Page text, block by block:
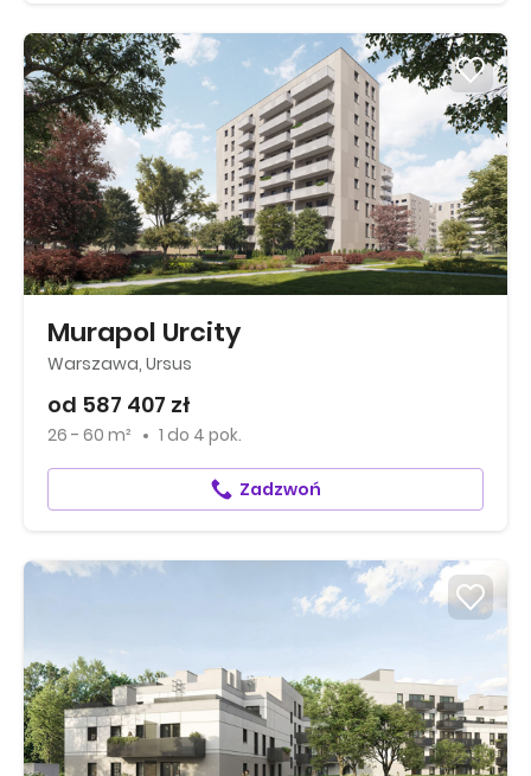
Murapol Urcity
Warszawa, Ursus
od 587 407 zł
26 - 60 m² 1 do 4 pok.
Zadzwoń